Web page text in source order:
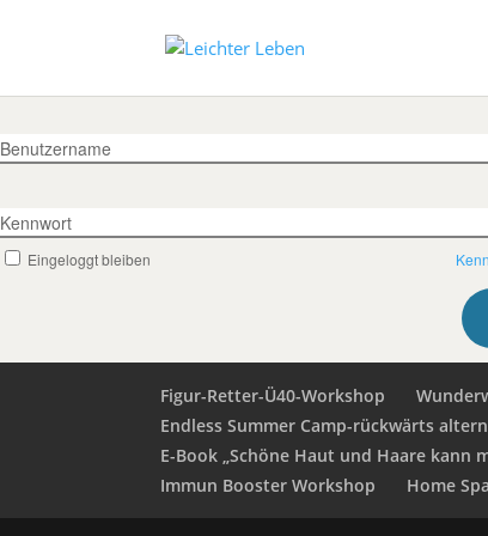
Benutzername
Kennwort
Eingeloggt bleiben
Figur-Retter-Ü40-Workshop
Endless Summer Camp-rückwärts altern
E-Book „Schöne Haut und Haare kann
Immun Booster Workshop
Home